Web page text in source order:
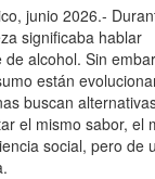
junio 2026.-
significaba hablar
de alcohol. Sin
están
buscan
el mismo sabor, el
social, pero de